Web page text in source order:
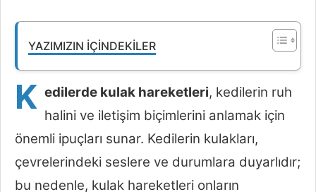
YAZIMIZIN İÇINDEKILER
K edilerde kulak hareketleri, kedilerin ruh
halini ve iletişim biçimlerini anlamak için
önemli ipuçları sunar. Kedilerin kulakları,
çevrelerindeki seslere ve durumlara duyarlıdır;
bu nedenle, kulak hareketleri onların